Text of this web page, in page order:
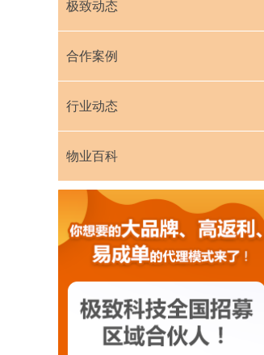
极致动态
合作案例
行业动态
物业百科